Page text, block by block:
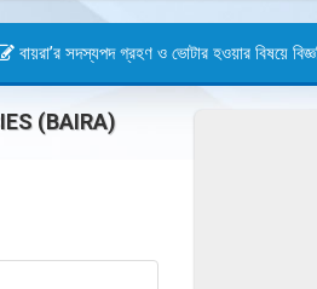
সদস্যপদ গ্রহণ ও ভোটার হওয়ার বিষয়ে বিজ্ঞপ্তি
(BAIRA)